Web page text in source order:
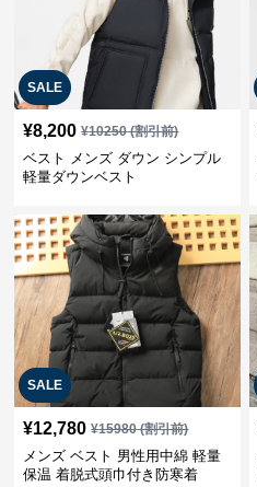
SALE
¥8,200 ¥10250(割引前)
ベスト メンズ ダウン シンプル
軽量ダウンベスト
SALE
¥12,780 ¥15980(割引前)
メンズ ベスト 男性用中綿 軽量
保温 着脱式頭巾付き防寒着